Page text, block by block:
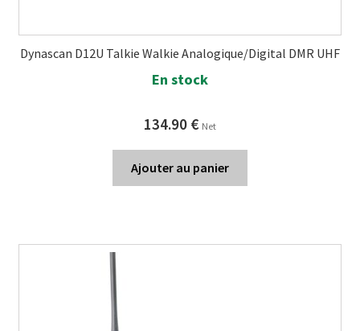
Dynascan D12U Talkie Walkie Analogique/Digital DMR UHF
En stock
134.90 € Net
Ajouter au panier